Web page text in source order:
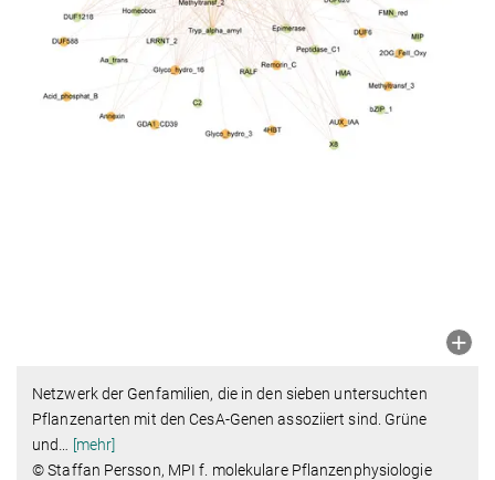
Netzwerk der Genfamilien, die in den sieben untersuchten
Pflanzenarten mit den CesA-Genen assoziiert sind. Grüne
und
[mehr]
© Staffan Persson, MPI f. molekulare Pflanzenphysiologie